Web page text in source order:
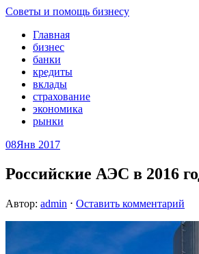
Советы и помощь бизнесу
Главная
бизнес
банки
кредиты
вклады
страхование
экономика
рынки
08Янв 2017
Российские АЭС в 2016
Автор: admin ⋅ Оставить комментарий